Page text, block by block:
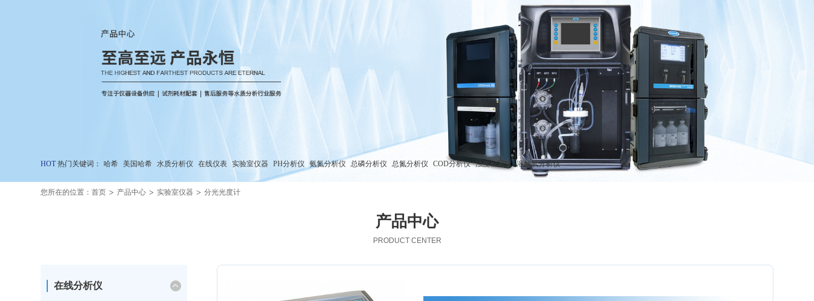
HOT 热门关键词： 哈希 美国哈希 水质分析仪 在线仪表 实验室仪器 PH分析仪 氨氮分析仪 总磷分析仪 总氮分析仪 COD分析仪 浊度检测仪 溶解氧分析仪
您所在的位置：首页 > 产品中心 > 实验室仪器 > 分光光度计
产品中心
PRODUCT CENTER
在线分析仪